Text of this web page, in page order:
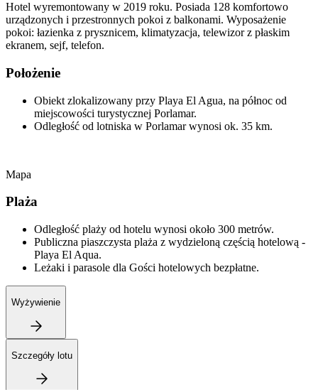
Hotel wyremontowany w 2019 roku. Posiada 128 komfortowo
urządzonych i przestronnych pokoi z balkonami. Wyposażenie
pokoi: łazienka z prysznicem, klimatyzacja, telewizor z płaskim
ekranem, sejf, telefon.
Położenie
Obiekt zlokalizowany przy Playa El Agua, na północ od
miejscowości turystycznej Porlamar.
Odległość od lotniska w Porlamar wynosi ok. 35 km.
Mapa
Plaża
Odległość plaży od hotelu wynosi około 300 metrów.
Publiczna piaszczysta plaża z wydzieloną częścią hotelową -
Playa El Aqua.
Leżaki i parasole dla Gości hotelowych bezpłatne.
Wyżywienie
Szczegóły lotu